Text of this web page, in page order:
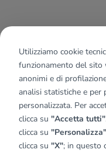
Utilizziamo cookie
funzionamento del sito
anonimi e di
analisi statistiche e per
personalizzata. Per
clicca su "Accetta tutti"
clicca su "Personalizza"
clicca su "X"; in questo